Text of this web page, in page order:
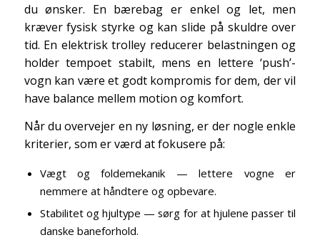
du ønsker. En bærebag er enkel og let, men
kræver fysisk styrke og kan slide på skuldre over
tid. En elektrisk trolley reducerer belastningen og
holder tempoet stabilt, mens en lettere ‘push’-
vogn kan være et godt kompromis for dem, der vil
have balance mellem motion og komfort.
Når du overvejer en ny løsning, er der nogle enkle
kriterier, som er værd at fokusere på:
Vægt og foldemekanik — lettere vogne er
nemmere at håndtere og opbevare.
Stabilitet og hjultype — sørg for at hjulene passer til
danske baneforhold.